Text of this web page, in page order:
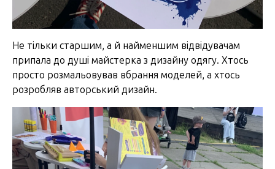
Не тільки старшим, а й найменшим відвідувачам
припала до душі майстерка з дизайну одягу. Хтось
просто розмальовував вбрання моделей, а хтось
розробляв авторський дизайн.